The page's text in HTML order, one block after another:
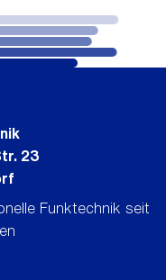
23
Funktechnik seit